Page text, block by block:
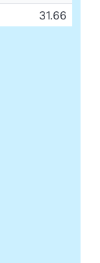
31.66